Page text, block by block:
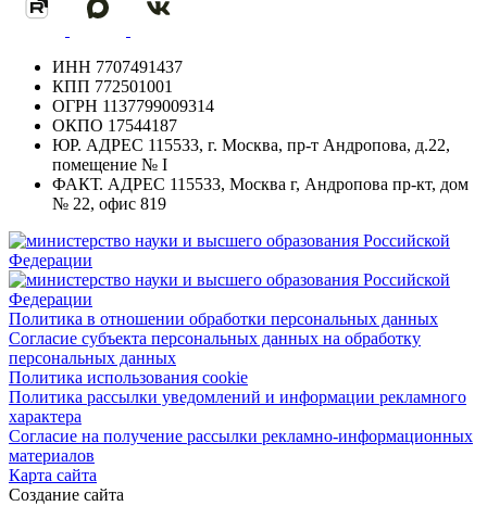
ИНН 7707491437
КПП 772501001
ОГРН 1137799009314
ОКПО 17544187
ЮР. АДРЕС 115533, г. Москва, пр-т Андропова, д.22,
помещение № I
ФАКТ. АДРЕС 115533, Москва г, Андропова пр-кт, дом
№ 22, офис 819
Политика в отношении обработки персональных данных
Согласие субъекта персональных данных на обработку
персональных данных
Политика использования cookie
Политика рассылки уведомлений и информации рекламного
характера
Согласие на получение рассылки рекламно-информационных
материалов
Карта сайта
Создание сайта